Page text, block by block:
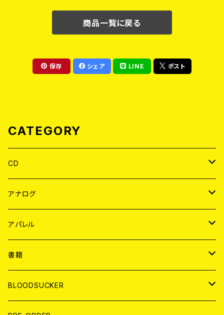
商品一覧に戻る
保存 シェア LINE ポスト
CATEGORY
CD
JAPAN
WORLD
アナログ
JAPAN
７EP
LP
WORLD
7EP
LP
アパレル
JAPAN
T-shirt
HOOD
WORLD
書籍
MAGAZINE
BLOODSUCKER